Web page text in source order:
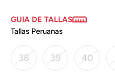
GUIA DE TALLAS
Tallas Peruanas
38 39 40